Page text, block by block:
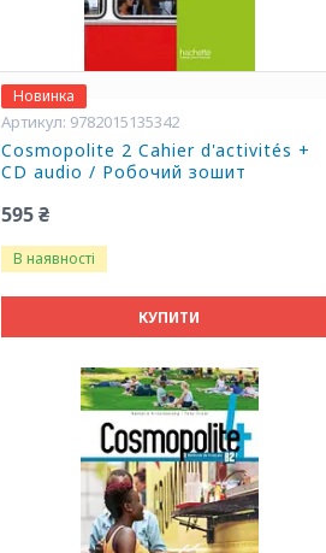
Новинка
9782015135342
Cosmopolite 2 Cahier d'activités +
CD audio / Робочий зошит
595 ₴
В наявності
КУПИТИ